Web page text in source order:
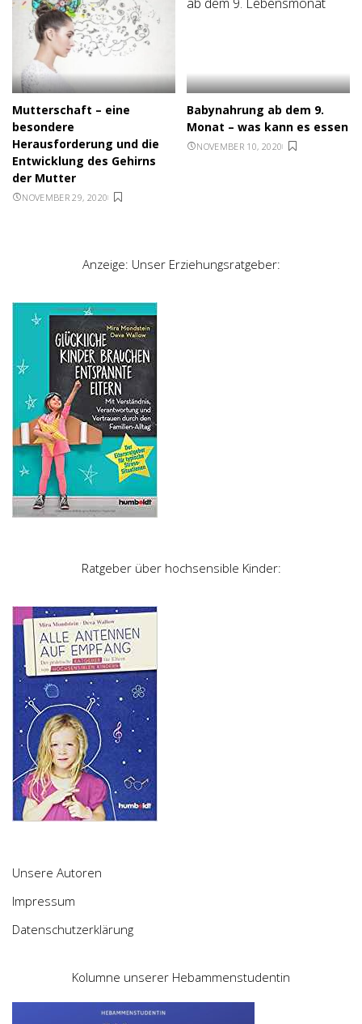
Mutterschaft – eine
besondere
Herausforderung und die
Entwicklung des Gehirns
der Mutter
NOVEMBER 29, 2020
Babynahrung ab dem 9.
Monat – was kann es essen
NOVEMBER 10, 2020
Anzeige: Unser Erziehungsratgeber:
Ratgeber über hochsensible Kinder:
Unsere Autoren
Impressum
Datenschutzerklärung
Kolumne unserer Hebammenstudentin